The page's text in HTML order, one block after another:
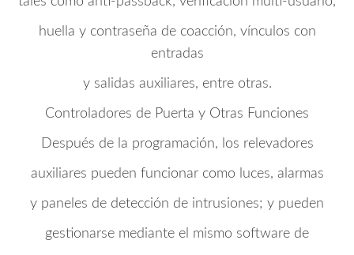
huella y contraseña de coacción, vínculos con
entradas
y salidas auxiliares, entre otras.
Controladores de Puerta y Otras Funciones
Después de la programación, los relevadores
auxiliares pueden funcionar como luces, alarmas
y paneles de detección de intrusiones; y pueden
gestionarse mediante el mismo software de